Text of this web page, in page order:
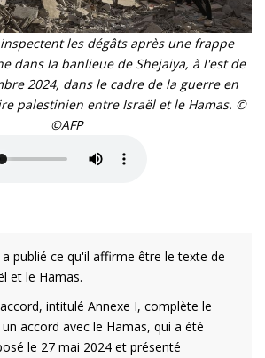
les dégâts après une frappe
dans la banlieue de Shejaiya, à l'est de
2024, dans le cadre de la guerre en
palestinien entre Israël et le Hamas. ©
©AFP
a publié ce qu'il affirme être le texte de
et le Hamas.
intitulé Annexe I, complète le
accord avec le Hamas, qui a été
le 27 mai 2024 et présenté